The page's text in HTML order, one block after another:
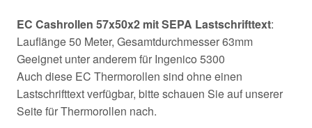
EC Cashrollen 57x50x2 mit SEPA Lastschrifttext:
Lauflänge 50 Meter, Gesamtdurchmesser 63mm
Geeignet unter anderem für Ingenico 5300
Auch diese EC Thermorollen sind ohne einen
Lastschrifttext verfügbar, bitte schauen Sie auf unserer
Seite für Thermorollen nach.